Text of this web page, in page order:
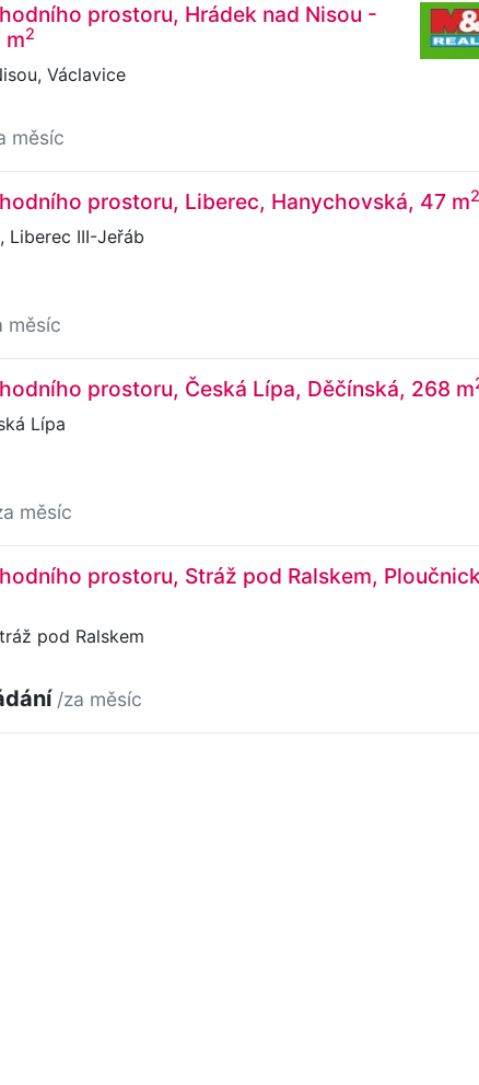
prostoru, Hrádek nad Nisou -
m2
Václavice
měsíc
prostoru, Liberec, Hanychovská, 47 m2
Liberec III-Jeřáb
měsíc
prostoru, Česká Lípa, Děčínská, 268 m
Lípa
měsíc
prostoru, Stráž pod Ralskem,
pod Ralskem
/za měsíc